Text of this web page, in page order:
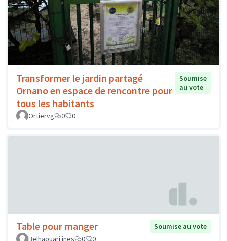
Transformer le jardin partagé
Ornano en espace de rencontre pour
tous les habitants
Soumise
au vote
Ortiervg 0 0
Table pour manger
Soumise au vote
Belhaouari ines
0 0